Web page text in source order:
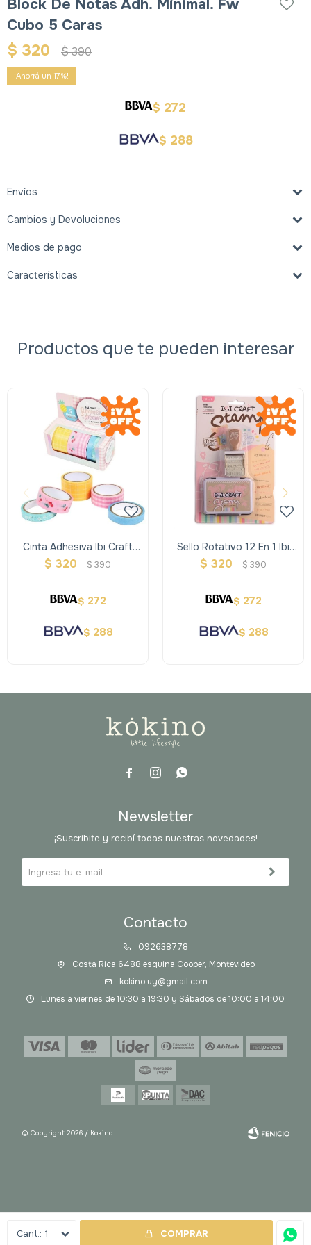
Block De Notas Adh. Minimal. Fw
Cubo 5 Caras
$ 320 $390
17
$ 272
$ 288
1 COMPRAR
Envíos
Cambios y Devoluciones
Medios de pago
Características
Productos que te pueden interesar
Cinta Adhesiva Ibi Craft
Pack X5 Summer Dreams
$ 320 $390
$ 272
$ 288
Sello Rotativo 12 En 1 Ibi
Crafrt -travel Y Almohadilla
$ 320 $390
$ 272
$ 288
  
Contacto
092638778
Costa Rica 6488 esquina Cooper, Montevideo
kokino.uy@gmail.com
Lunes a viernes de 10:30 a 19:30 y Sábados de 10:00 a 14:00
Newsletter
¡Suscribite y recibí todas nuestras novedades!
© Copyright 2026 / Kokino